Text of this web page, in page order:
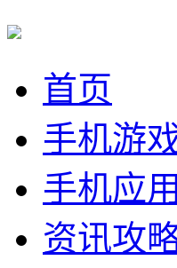
首页
手机游
手机应用
资讯攻